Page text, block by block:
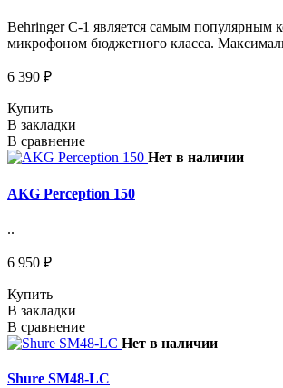
Behringer C-1 является самым популярным
микрофоном бюджетного класса.
6 390 ₽
Купить
В закладки
В сравнение
Нет в наличии
AKG Perception 150
..
6 950 ₽
Купить
В закладки
В сравнение
Нет в наличии
Shure SM48-LC